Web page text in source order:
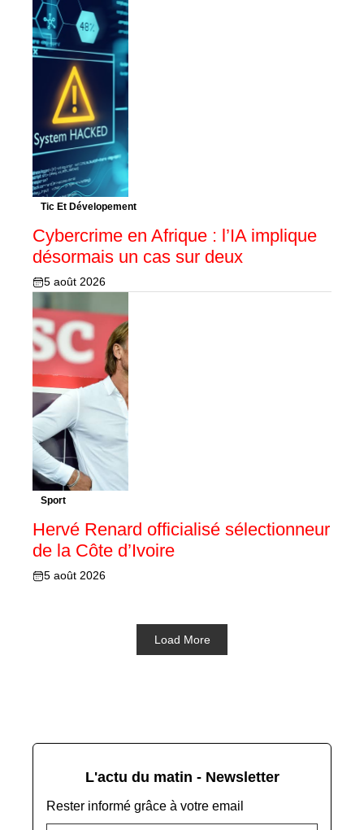
Tic Et Dévelopement
Cybercrime en Afrique : l’IA implique
désormais un cas sur deux
5 août 2026
Sport
Hervé Renard officialisé sélectionneur
de la Côte d’Ivoire
5 août 2026
Load More
L'actu du matin - Newsletter
Rester informé grâce à votre email